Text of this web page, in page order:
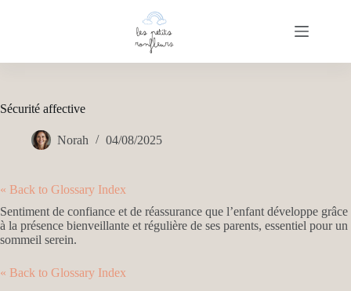
Sécurité affective
Norah 04/08/2025
« Back to Glossary Index
Sentiment de confiance et de réassurance que l’enfant développe grâce
à la présence bienveillante et régulière de ses parents, essentiel pour un
sommeil serein.
« Back to Glossary Index